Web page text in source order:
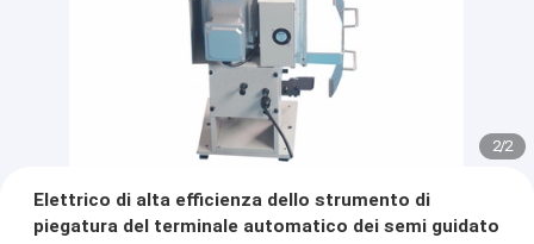
2/2
Elettrico di alta efficienza dello strumento di
piegatura del terminale automatico dei semi guidato